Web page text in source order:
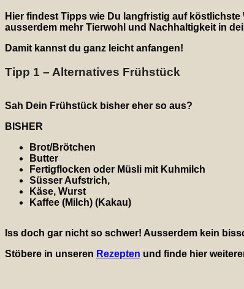
Hier findest Tipps wie Du langfristig auf
ausserdem mehr Tierwohl und Nachhaltigkeit in
Damit kannst du ganz leicht anfangen!
Tipp 1 – Alternatives Frühstück
Sah Dein Frühstück bisher eher so aus?
BISHER
Brot/Brötchen
Butter
Fertigflocken oder Müsli mit Kuhmilch
Süsser Aufstrich,
Käse, Wurst
Kaffee (Milch) (Kakau)
Iss doch gar nicht so schwer! Ausserdem kein
Stöbere in unseren Rezepten und finde hier